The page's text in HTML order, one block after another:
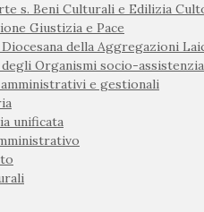
s. Beni Culturali e Edilizia
Giustizia e Pace
della Aggregazioni
Organismi socio-
e gestionali
unificata